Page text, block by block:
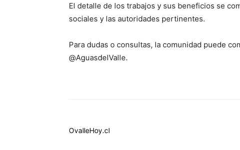
El detalle de los trabajos y sus beneficios se
sociales y las autoridades pertinentes.
Para dudas o consultas, la comunidad puede
@AguasdelValle.
OvalleHoy.cl